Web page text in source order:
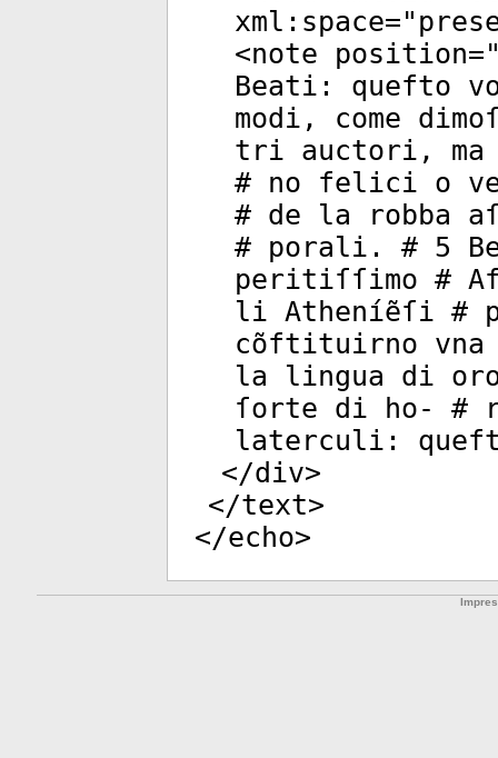
xml:space="
<note position
Beati: quefto
modi, come
tri auctori, ma
# no felici o
# de la robba
# porali. # 5
peritiſſimo #
li Atheníẽſi #
cõftituirno vna
la lingua di
ſorte di ho- #
laterculi:
</div>
</text>
</echo>